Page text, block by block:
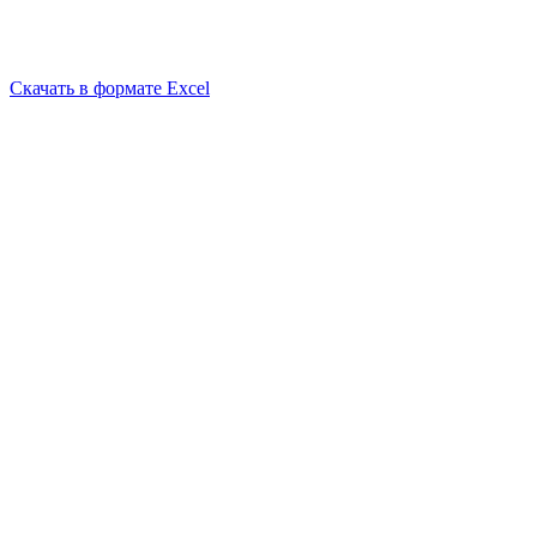
Скачать в формате Excel